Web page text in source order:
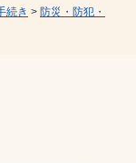
続き > 防災・防犯・